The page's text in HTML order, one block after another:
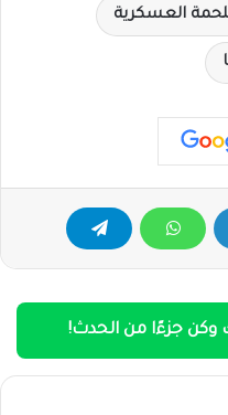
العسكرية
وكن جزءًا من الحدث!